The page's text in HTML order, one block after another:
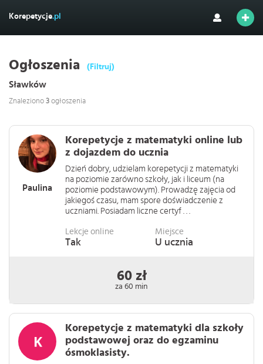
Korepetycje.pl
Ogłoszenia (Filtruj)
Sławków
Znaleziono 3 ogłoszenia
Paulina
Korepetycje z matematyki online lub
z dojazdem do ucznia
Dzień dobry, udzielam korepetycji z matematyki
na poziomie zarówno szkoły, jak i liceum (na
poziomie podstawowym). Prowadzę zajęcia od
jakiegoś czasu, mam spore doświadczenie z
uczniami. Posiadam liczne certyf . . .
Lekcje online
Tak
Miejsce
U ucznia
60 zł
za 60 min
Korepetycje z matematyki dla szkoły
podstawowej oraz do egzaminu
ósmoklasisty.